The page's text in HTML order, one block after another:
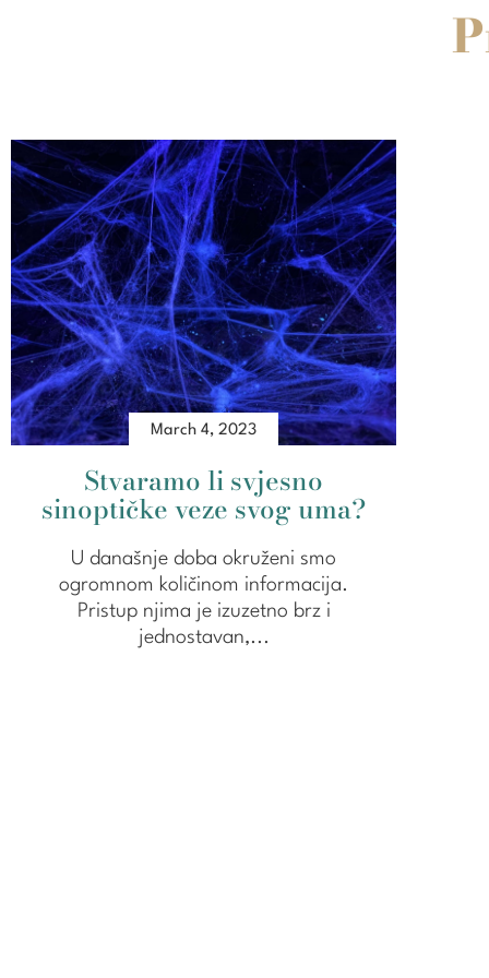
March 4, 2023
Stvaramo li svjesno
sinoptičke veze svog uma?
U današnje doba okruženi smo
ogromnom količinom informacija.
Pristup njima je izuzetno brz i
jednostavan,...